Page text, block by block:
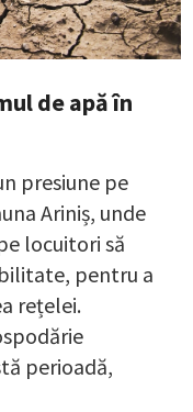
de apă în
presiune pe
Ariniș, unde
locuitori să
pentru a
rețelei.
perioadă,